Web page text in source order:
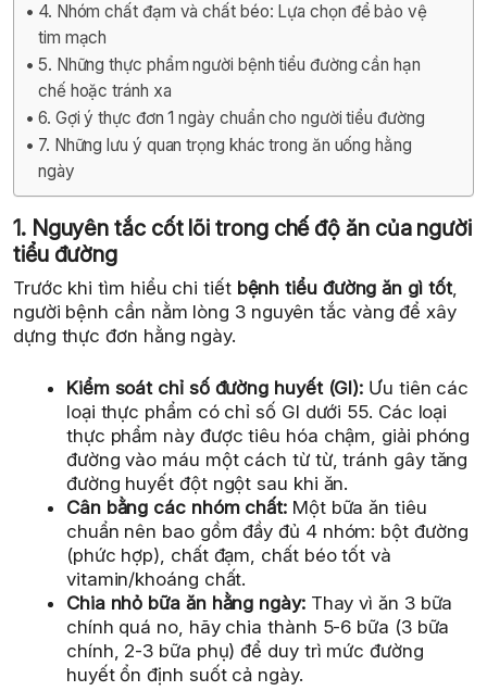
4. Nhóm chất đạm và chất béo: Lựa chọn để bảo vệ
tim mạch
5. Những thực phẩm người bệnh tiểu đường cần hạn
chế hoặc tránh xa
6. Gợi ý thực đơn 1 ngày chuẩn cho người tiểu đường
7. Những lưu ý quan trọng khác trong ăn uống hằng
ngày
1. Nguyên tắc cốt lõi trong chế độ ăn của người
tiểu đường
Trước khi tìm hiểu chi tiết bệnh tiểu đường ăn gì tốt,
người bệnh cần nằm lòng 3 nguyên tắc vàng để xây
dựng thực đơn hằng ngày.
Kiểm soát chỉ số đường huyết (GI): Ưu tiên các
loại thực phẩm có chỉ số GI dưới 55. Các loại
thực phẩm này được tiêu hóa chậm, giải phóng
đường vào máu một cách từ từ, tránh gây tăng
đường huyết đột ngột sau khi ăn.
Cân bằng các nhóm chất: Một bữa ăn tiêu
chuẩn nên bao gồm đầy đủ 4 nhóm: bột đường
(phức hợp), chất đạm, chất béo tốt và
vitamin/khoáng chất.
Chia nhỏ bữa ăn hằng ngày:Thay vì ăn 3 bữa
chính quá no, hãy chia thành 5-6 bữa (3 bữa
chính, 2-3 bữa phụ) để duy trì mức đường
huyết ổn định suốt cả ngày.